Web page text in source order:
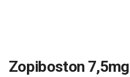
Zopiboston